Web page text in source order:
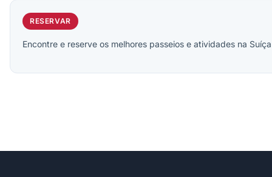
RESERVAR
Encontre e reserve os melhores passeios e atividades na Suíça